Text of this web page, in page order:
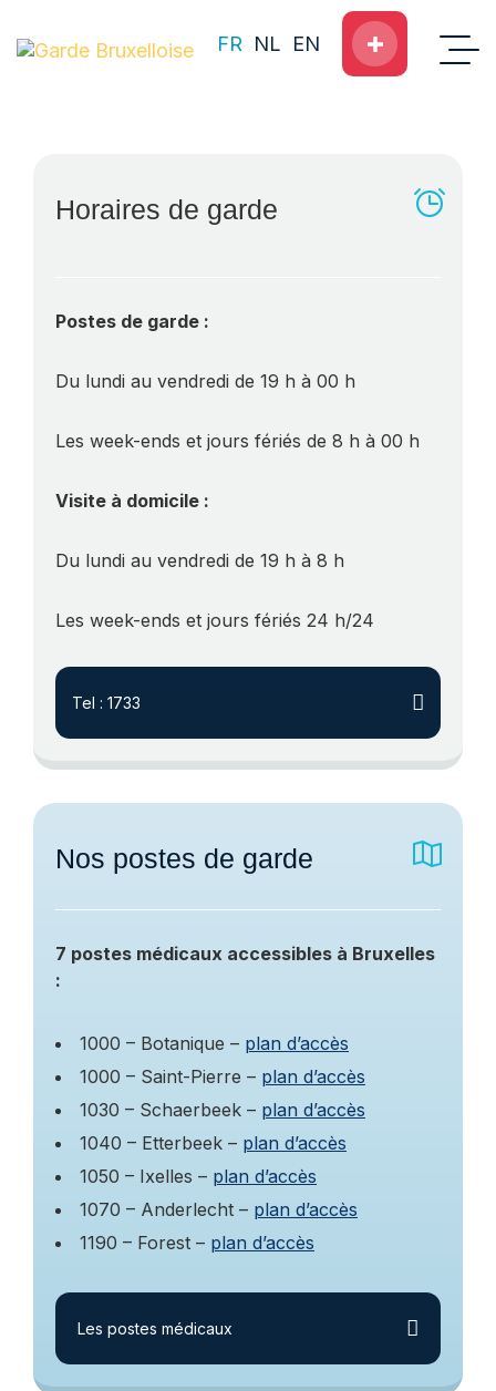
FR NL EN
Horaires de garde
Postes de garde :
Du lundi au vendredi de 19 h à 00 h
Les week-ends et jours fériés de 8 h à 00 h
Visite à domicile :
Du lundi au vendredi de 19 h à 8 h
Les week-ends et jours fériés 24 h/24
Tel : 1733
Nos postes de garde
7 postes médicaux accessibles à Bruxelles
:
1000 – Botanique – plan d’accès
1000 – Saint-Pierre – plan d’accès
1030 – Schaerbeek – plan d’accès
1040 – Etterbeek – plan d’accès
1050 – Ixelles – plan d’accès
1070 – Anderlecht – plan d’accès
1190 – Forest – plan d’accès
Les postes médicaux